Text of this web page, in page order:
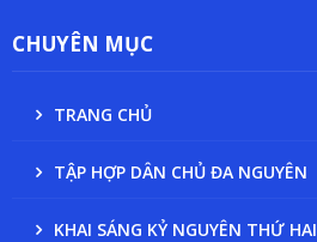
CHUYÊN MỤC
TRANG CHỦ
TẬP HỢP DÂN CHỦ ĐA NGUYÊN
KHAI SÁNG KỶ NGUYÊN THỨ HAI